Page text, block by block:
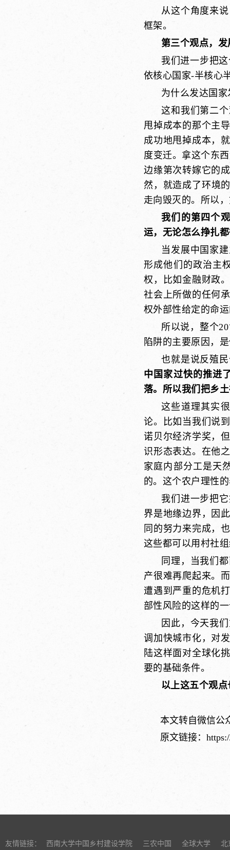
从这个角度来
框架。
第三个观点，
我们进一步把
依核心国家-半核心
为什么发达国
这和我们第二
甩掉成本的那个主
成功地甩掉成本，
度变迁。拿这个东
边缘第次转嫁它的
然，就造成了环境
走向毁灭的。所以
我们的第四个
运，无论怎么挣扎
当发展中国家
形成他们的政治主
权，比如金融财政
社会上所做的任何
权外部性给定的命
所以说，整个
陷阱的主要原因，
也就是说反殖
中国家过快的推进
落。所以我们把乡
这些道理其实
论。比如当我们说
诺贝尔经济学奖，
识形态表达。在他
家庭内部分工是天
的。这个农户理性
我们进一步把
界是地缘边界，因
同的努力来完成，
这些都可以用村社
同理，当我们
产很难再爬起来。
遭遇到严重的危机
部性风险的这样的
因此，今天我
调加快城市化，对
陆这样面对全球化
要的基础条件。
以上这五个观
本文转自微信公
原文链接：
友情链接： 西南大学中国乡村建设学院 三农中国 全球大学 北